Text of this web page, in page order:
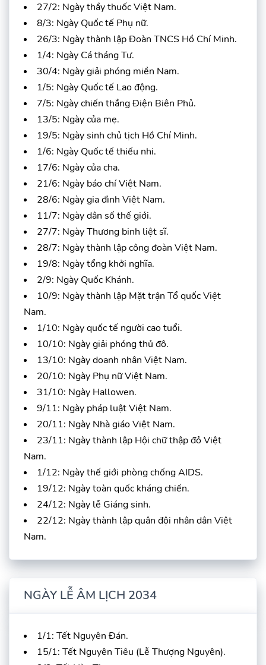
27/2: Ngày thầy thuốc Việt Nam.
8/3: Ngày Quốc tế Phụ nữ.
26/3: Ngày thành lập Đoàn TNCS Hồ Chí Minh.
1/4: Ngày Cá tháng Tư.
30/4: Ngày giải phóng miền Nam.
1/5: Ngày Quốc tế Lao động.
7/5: Ngày chiến thắng Điện Biên Phủ.
13/5: Ngày của mẹ.
19/5: Ngày sinh chủ tịch Hồ Chí Minh.
1/6: Ngày Quốc tế thiếu nhi.
17/6: Ngày của cha.
21/6: Ngày báo chí Việt Nam.
28/6: Ngày gia đình Việt Nam.
11/7: Ngày dân số thế giới.
27/7: Ngày Thương binh liệt sĩ.
28/7: Ngày thành lập công đoàn Việt Nam.
19/8: Ngày tổng khởi nghĩa.
2/9: Ngày Quốc Khánh.
10/9: Ngày thành lập Mặt trận Tổ quốc Việt
Nam.
1/10: Ngày quốc tế người cao tuổi.
10/10: Ngày giải phóng thủ đô.
13/10: Ngày doanh nhân Việt Nam.
20/10: Ngày Phụ nữ Việt Nam.
31/10: Ngày Hallowen.
9/11: Ngày pháp luật Việt Nam.
20/11: Ngày Nhà giáo Việt Nam.
23/11: Ngày thành lập Hội chữ thập đỏ Việt
Nam.
1/12: Ngày thế giới phòng chống AIDS.
19/12: Ngày toàn quốc kháng chiến.
24/12: Ngày lễ Giáng sinh.
22/12: Ngày thành lập quân đội nhân dân Việt
Nam.
NGÀY LỄ ÂM LỊCH 2034
1/1: Tết Nguyên Đán.
15/1: Tết Nguyên Tiêu (Lễ Thượng Nguyên).